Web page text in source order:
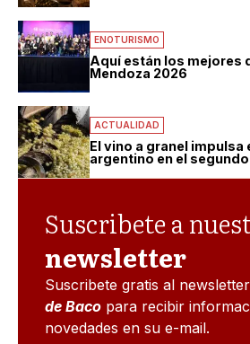
ENOTURISMO
Aquí están los mejores
Mendoza 2026
ACTUALIDAD
El vino a granel
argentino en el
Suscribete a
newsletter
Suscribete gratis al
de Baco para recibir
novedades en su e-mail.